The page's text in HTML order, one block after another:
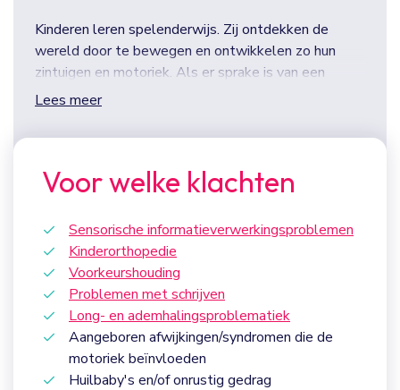
Voor welke klachten
Sensorische informatieverwerkingsproblemen
Kinderorthopedie
Voorkeurshouding
Problemen met schrijven
Long- en ademhalingsproblematiek
Aangeboren afwijkingen/syndromen die de
motoriek beïnvloeden
Huilbaby's en/of onrustig gedrag
Kinderen leren spelenderwijs. Zij ontdekken de
wereld door te bewegen en ontwikkelen zo hun
zintuigen en motoriek. Als er sprake is van een
bewegingsprobleem kan de ontwikkeling vertraagd,
kinderfysiotherapeut begeleidt kinderen met
mogelijk te laten bewegen en te ontwikkelen.
De therapeuten kijken zo breed mogelijk naar het
kind, zij kijken niet alleen naar de motorische
vaardigheden maar ook naar de omgeving en alle
betrokkenen. Binnen FysioExperts is dit onze missie
en visie die wij te allen tijde willen uitdragen. Zo
nodig wordt samen gewerkt met andere benodigde
disciplines, bijvoorbeeld met intern begeleiders,
leerkrachten, het consultatie bureau, de huisarts, de
Lees meer